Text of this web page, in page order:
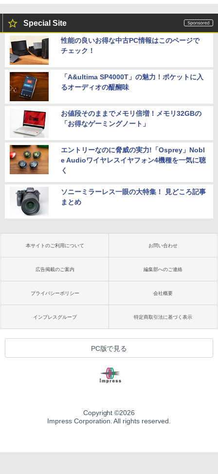
Special Site
性能の良いお得な中古PC情報はこのページで
チェック！
「A&ultima SP4000T」の魅力！ポケットに入
るオーディオの醍醐味
お値段そのままでメモリ倍増！メモリ32GBの
「お得なゲーミングノート」
エントリーなのに脅威の実力!「Osprey」Nobl
e Audioワイヤレスイヤフォン4機種を一気に聴
く
ソニーミラーレス一眼の大特集！ 見どころ記事
まとめ
本サイトのご利用について お問い合わせ
広告掲載のご案内 編集部へのご連絡
プライバシーポリシー 会社概要
インプレスグループ 特定商取引法に基づく表示
PC版で見る
Copyright ©2026
Impress Corporation. All rights reserved.